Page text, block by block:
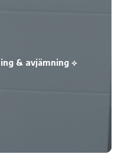
& avjämning ⟡